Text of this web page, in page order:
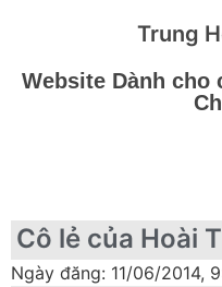
Trung
Website Dành cho
Cô lẻ của Hoài
Ngày đăng: 11/06/2014,